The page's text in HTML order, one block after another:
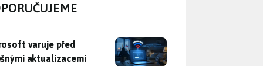
varuje před falešnými aktualizacemi Windows. Ruští
varuje před
aktualizacemi